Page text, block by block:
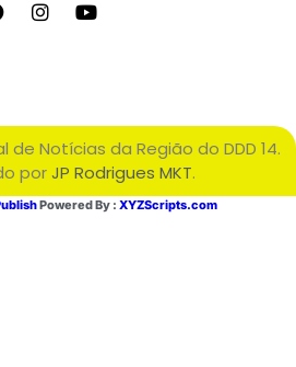
de Notícias da Região do DDD 14.
porJP Rodrigues MKT.
Powered By : XYZScripts.com